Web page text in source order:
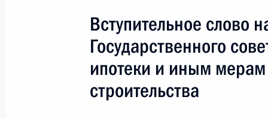
Послания Федеральному Собранию
Заявления по важнейшим вопросам
Совещания, заседания, рабочие встречи
Речи и обращения
Вступительное слово
Государственного
ипотеки и иным
строительства